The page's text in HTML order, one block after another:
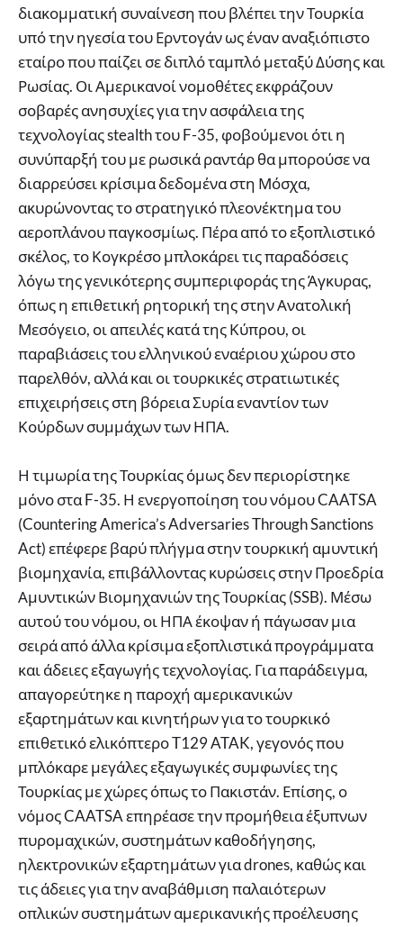
διακομματική συναίνεση που βλέπει την Τουρκία
υπό την ηγεσία του Ερντογάν ως έναν αναξιόπιστο
εταίρο που παίζει σε διπλό ταμπλό μεταξύ Δύσης και
Ρωσίας. Οι Αμερικανοί νομοθέτες εκφράζουν
σοβαρές ανησυχίες για την ασφάλεια της
τεχνολογίας stealth του F-35, φοβούμενοι ότι η
συνύπαρξή του με ρωσικά ραντάρ θα μπορούσε να
διαρρεύσει κρίσιμα δεδομένα στη Μόσχα,
ακυρώνοντας το στρατηγικό πλεονέκτημα του
αεροπλάνου παγκοσμίως. Πέρα από το εξοπλιστικό
σκέλος, το Κογκρέσο μπλοκάρει τις παραδόσεις
λόγω της γενικότερης συμπεριφοράς της Άγκυρας,
όπως η επιθετική ρητορική της στην Ανατολική
Μεσόγειο, οι απειλές κατά της Κύπρου, οι
παραβιάσεις του ελληνικού εναέριου χώρου στο
παρελθόν, αλλά και οι τουρκικές στρατιωτικές
επιχειρήσεις στη βόρεια Συρία εναντίον των
Κούρδων συμμάχων των ΗΠΑ.
Η τιμωρία της Τουρκίας όμως δεν περιορίστηκε
μόνο στα F-35. Η ενεργοποίηση του νόμου CAATSA
(Countering America’s Adversaries Through Sanctions
Act) επέφερε βαρύ πλήγμα στην τουρκική αμυντική
βιομηχανία, επιβάλλοντας κυρώσεις στην Προεδρία
Αμυντικών Βιομηχανιών της Τουρκίας (SSB). Μέσω
αυτού του νόμου, οι ΗΠΑ έκοψαν ή πάγωσαν μια
σειρά από άλλα κρίσιμα εξοπλιστικά προγράμματα
και άδειες εξαγωγής τεχνολογίας. Για παράδειγμα,
απαγορεύτηκε η παροχή αμερικανικών
εξαρτημάτων και κινητήρων για το τουρκικό
επιθετικό ελικόπτερο T129 ATAK, γεγονός που
μπλόκαρε μεγάλες εξαγωγικές συμφωνίες της
Τουρκίας με χώρες όπως το Πακιστάν. Επίσης, ο
νόμος CAATSA επηρέασε την προμήθεια έξυπνων
πυρομαχικών, συστημάτων καθοδήγησης,
ηλεκτρονικών εξαρτημάτων για drones, καθώς και
τις άδειες για την αναβάθμιση παλαιότερων
οπλικών συστημάτων αμερικανικής προέλευσης